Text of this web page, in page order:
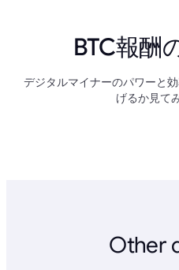
BTC報酬
デジタルマイナーのパワーと
げるか見て
Other